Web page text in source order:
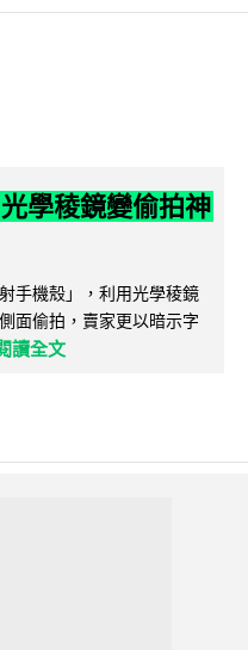
學稜鏡變偷拍神
手機殼」，利用光學稜鏡
面偷拍，賣家更以暗示字
讀全文